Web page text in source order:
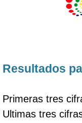
Resultados
Primeras tres
Ultimas tres